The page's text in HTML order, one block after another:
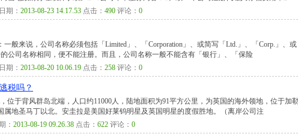
日期： 2013-08-23 14.17.53 点击： 490 评论： 0
般来说，公司名称必须包括「Limited」、「Corporation」、或简写「Ltd.」、「Corp.」、或
公司名称相同，便不能注册。而且，公司名称一般不能含有「银行」、「保险
日期： 2013-08-20 10.06.19 点击： 258 评论： 0
税吗？
位于背风群岛北端，人口约11000人，陆地面积为91平方公里，为英国的海外领地，位于加勒
属地圣马丁以北。安圭拉是美国好莱钨明星及英国明星的度假胜地。（离岸公司注
： 2013-08-19 09.26.38 点击： 622 评论： 0